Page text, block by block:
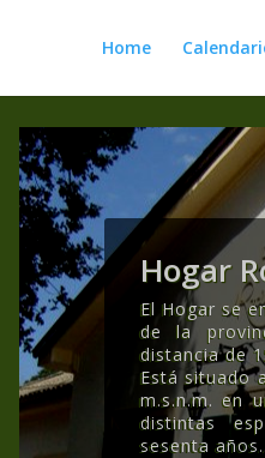
Home
Hogar
El Hogar se
de la
distancia de
Está situado
m.s.n.m. en
distintas
sesenta